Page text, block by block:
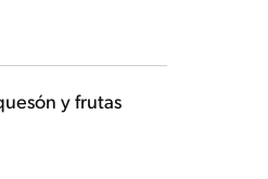
y frutas